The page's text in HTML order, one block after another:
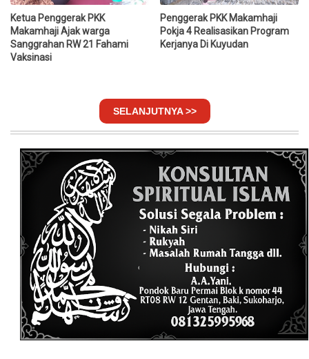
Ketua Penggerak PKK
Makamhaji Ajak warga
Sanggrahan RW 21 Fahami
Vaksinasi
Penggerak PKK Makamhaji
Pokja 4 Realisasikan Program
Kerjanya Di Kuyudan
SELANJUTNYA >>